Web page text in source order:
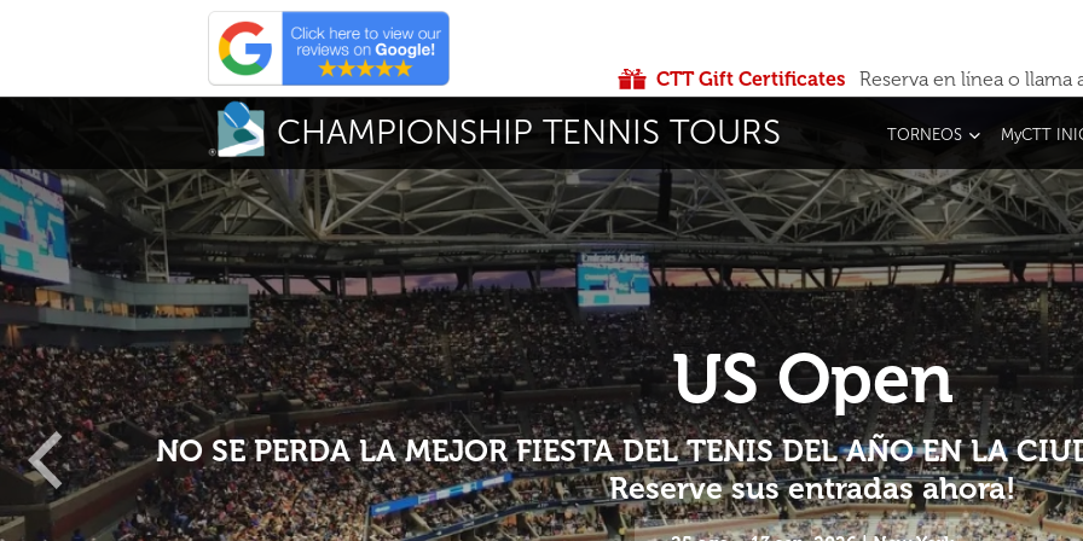
CTT Gift Certificates Reserva en línea o llama
CHAMPIONSHIP TENNIS TOURS TORNEOS MyCTT
US Open
NO SE PERDA LA MEJOR FIESTA DEL TENIS DEL AÑO EN LA
Reserve sus entradas ahora!